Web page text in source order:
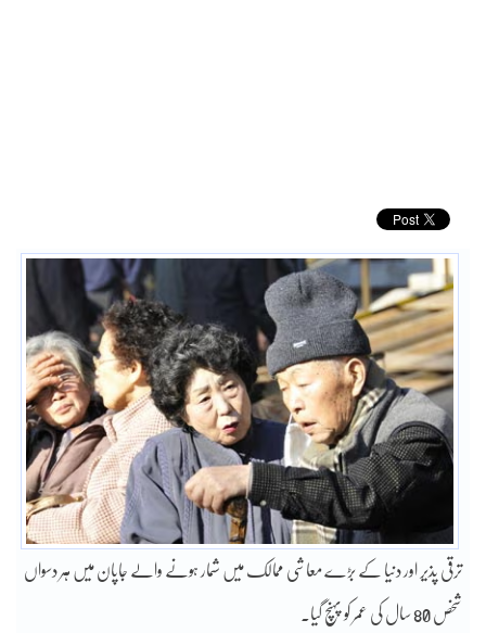
ترقی پذیر اور دنیا کے بڑے معاشی ممالک میں شمار ہونے والے جاپان میں ہر دسواں
شخص 80 سال کی عمر کو پہنچ گیا۔